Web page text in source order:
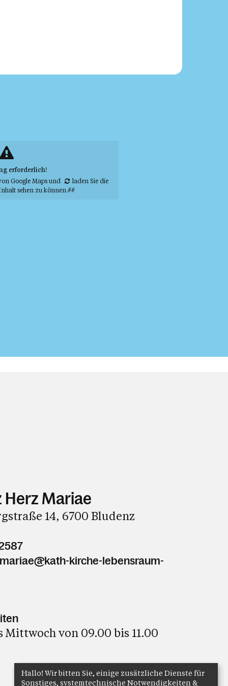
erforderlich!
Google Mapsund
laden Sie die
sehen zu können.##
Herz Mariae
14, 6700 Bludenz
kirche-lebensraum-
Mittwoch von 09.00 bis 11.00
Hallo! Wir bitten Sie, einige zusätzliche Dienste für
Sonstiges, systemtechnische Notwendigkeiten &